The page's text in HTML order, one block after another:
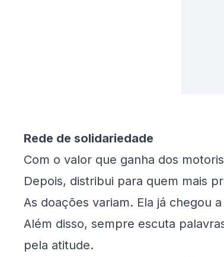
Rede de solidariedade
Com o valor que ganha dos
Depois, distribui para quem mais
As doações variam. Ela já chegou
Além disso, sempre escuta
pela atitude.